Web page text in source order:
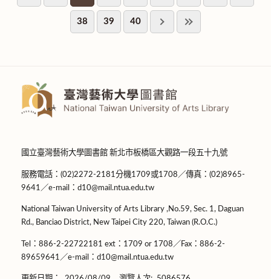
38 39 40
國立臺灣藝術大學圖書館 新北市板橋區大觀路一段五十九號
服務電話：(02)2272-2181分機1709或1708／傳真：(02)8965-
9641／e-mail：d10@mail.ntua.edu.tw
National Taiwan University of Arts Library ,No.59, Sec. 1, Daguan
Rd., Banciao District, New Taipei City 220, Taiwan (R.O.C.)
Tel：886-2-22722181 ext：1709 or 1708／Fax：886-2-
89659641／e-mail：d10@mail.ntua.edu.tw